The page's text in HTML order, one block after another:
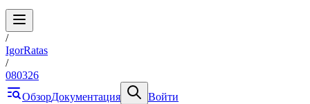
/
IgorRatas
/
080326
ОбзорДокументация
Войти